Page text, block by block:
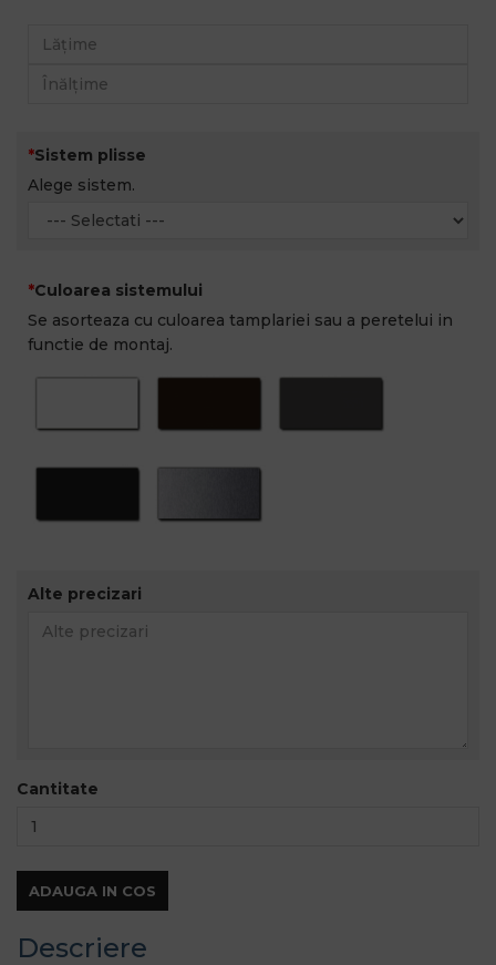
Cantitate
ADAUGA IN COS
Sistem plisse
Alege sistem.
Culoarea sistemului
Se asorteaza cu culoarea tamplariei sau a peretelui in
functie de montaj.
Alte precizari
Descriere